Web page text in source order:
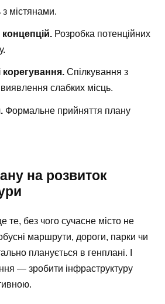
з містянами.
Розробка потенційних
Спілкування з
слабких місць.
Формальне прийняття плану
на розвиток
те, без чого сучасне місто не
маршрути, дороги, парки чи
планується в генплані. І
— зробити інфраструктуру